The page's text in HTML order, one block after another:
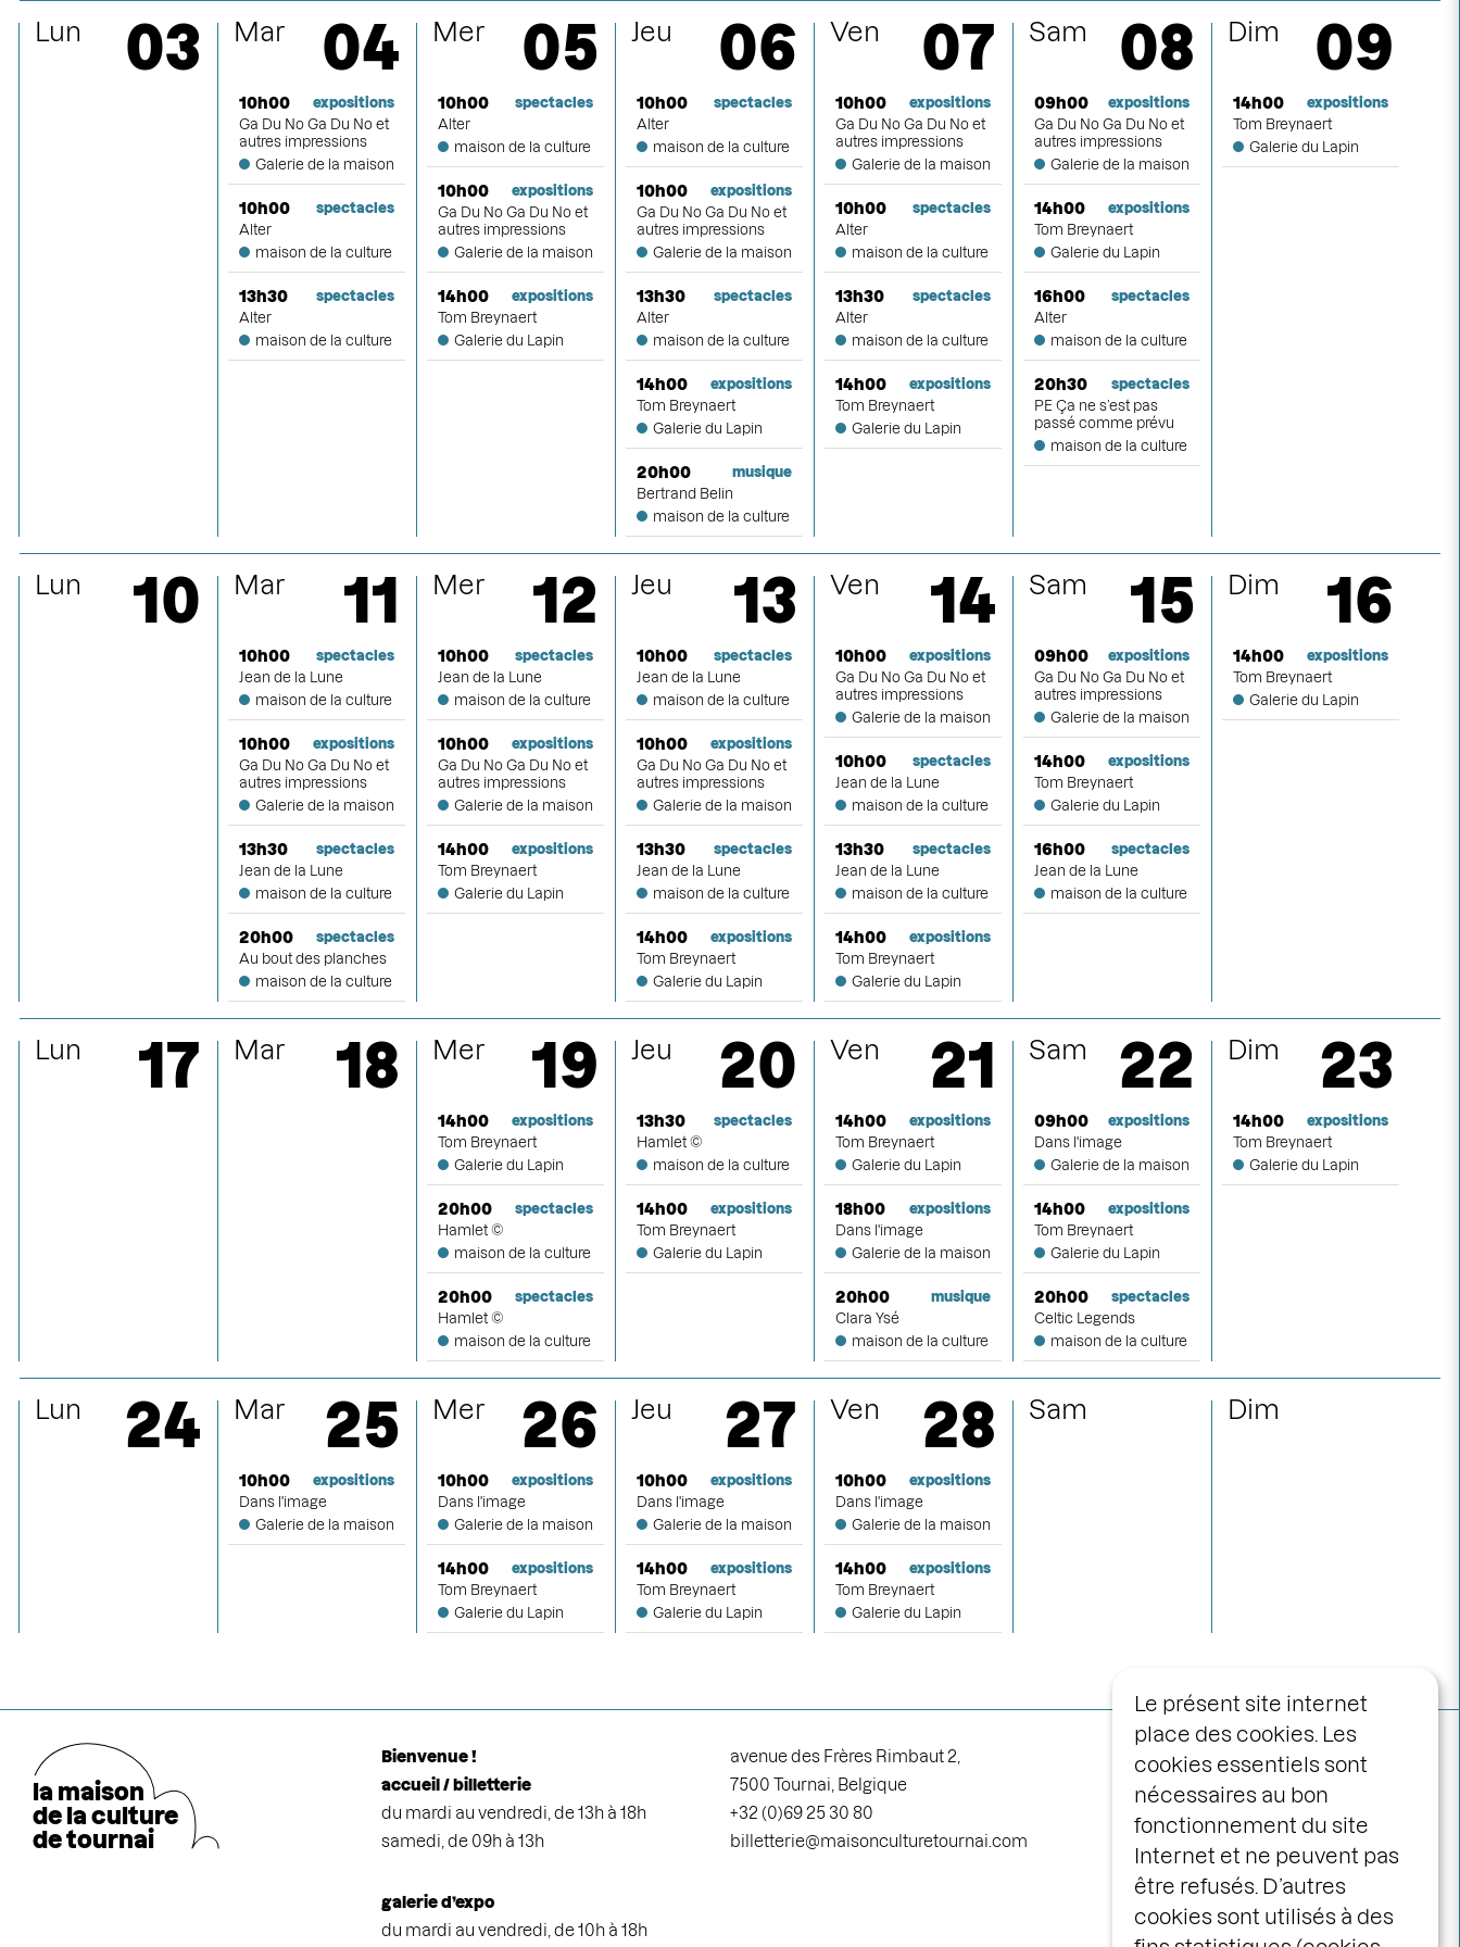
Le présent site internet
place des cookies. Les
cookies essentiels sont
nécessaires au bon
fonctionnement du site
Internet et ne peuvent pas
être refusés. D’autres
cookies sont utilisés à des
mars
septembre
octobre
novembre
décembre
Lun 03 Mar 04 Mer 05 Jeu 06 Ven 07 Sam 08 Dim 09
10h00
expositions
Ga Du No Ga Du No et
autres impressions
Galerie de la maison
10h00
spectacles
Alter
maison de la culture
13h30
spectacles
Alter
maison de la culture
10h00
spectacles
Alter
maison de la culture
10h00
expositions
Ga Du No Ga Du No et
autres impressions
Galerie de la maison
14h00
expositions
Tom Breynaert
Galerie du Lapin
10h00
spectacles
Alter
maison de la culture
10h00
expositions
Ga Du No Ga Du No et
autres impressions
Galerie de la maison
13h30
spectacles
Alter
maison de la culture
14h00
expositions
Tom Breynaert
Galerie du Lapin
20h00
musique
Bertrand Belin
maison de la culture
10h00
expositions
Ga Du No Ga Du No et
autres impressions
Galerie de la maison
10h00
spectacles
Alter
maison de la culture
13h30
spectacles
Alter
maison de la culture
14h00
expositions
Tom Breynaert
Galerie du Lapin
09h00
expositions
Ga Du No Ga Du No et
autres impressions
Galerie de la maison
14h00
expositions
Tom Breynaert
Galerie du Lapin
16h00
spectacles
Alter
maison de la culture
20h30
spectacles
PE Ça ne s’est pas
passé comme prévu
maison de la culture
14h00
expositions
Tom Breynaert
Galerie du Lapin
Lun 10 Mar 11 Mer 12 Jeu 13 Ven 14 Sam 15 Dim 16
10h00
spectacles
Jean de la Lune
maison de la culture
10h00
expositions
Ga Du No Ga Du No et
autres impressions
Galerie de la maison
13h30
spectacles
Jean de la Lune
maison de la culture
20h00
spectacles
Au bout des planches
maison de la culture
10h00
spectacles
Jean de la Lune
maison de la culture
10h00
expositions
Ga Du No Ga Du No et
autres impressions
Galerie de la maison
14h00
expositions
Tom Breynaert
Galerie du Lapin
10h00
spectacles
Jean de la Lune
maison de la culture
10h00
expositions
Ga Du No Ga Du No et
autres impressions
Galerie de la maison
13h30
spectacles
Jean de la Lune
maison de la culture
14h00
expositions
Tom Breynaert
Galerie du Lapin
10h00
expositions
Ga Du No Ga Du No et
autres impressions
Galerie de la maison
10h00
spectacles
Jean de la Lune
maison de la culture
13h30
spectacles
Jean de la Lune
maison de la culture
14h00
expositions
Tom Breynaert
Galerie du Lapin
09h00
expositions
Ga Du No Ga Du No et
autres impressions
Galerie de la maison
14h00
expositions
Tom Breynaert
Galerie du Lapin
16h00
spectacles
Jean de la Lune
maison de la culture
14h00
expositions
Tom Breynaert
Galerie du Lapin
Lun 17 Mar 18 Mer 19 Jeu 20 Ven 21 Sam 22 Dim 23
14h00
expositions
Tom Breynaert
Galerie du Lapin
20h00
spectacles
Hamlet ©
maison de la culture
20h00
spectacles
Hamlet ©
maison de la culture
13h30
spectacles
Hamlet ©
maison de la culture
14h00
expositions
Tom Breynaert
Galerie du Lapin
14h00
expositions
Tom Breynaert
Galerie du Lapin
18h00
expositions
Dans l'image
Galerie de la maison
20h00
musique
Clara Ysé
maison de la culture
09h00
expositions
Dans l'image
Galerie de la maison
14h00
expositions
Tom Breynaert
Galerie du Lapin
20h00
spectacles
Celtic Legends
maison de la culture
14h00
expositions
Tom Breynaert
Galerie du Lapin
Lun 24 Mar 25 Mer 26 Jeu 27 Ven 28 Sam Dim
10h00
expositions
Dans l'image
Galerie de la maison
10h00
expositions
Dans l'image
Galerie de la maison
14h00
expositions
Tom Breynaert
Galerie du Lapin
10h00
expositions
Dans l'image
Galerie de la maison
14h00
expositions
Tom Breynaert
Galerie du Lapin
10h00
expositions
Dans l'image
Galerie de la maison
14h00
expositions
Tom Breynaert
Galerie du Lapin
la maison
de la culture
de tournai
Bienvenue !
accueil / billetterie
du mardi au vendredi, de 13h à 18h
samedi, de 09h à 13h
galerie d’expo
du mardi au vendredi, de 10h à 18h
avenue des Frères Rimbaut 2,
7500 Tournai, Belgique
+32 (0)69 25 30 80
billetterie@maisonculturetournai.com
Navigation
principale
programme
calendrier
avec vous
la maison
le centre scénique